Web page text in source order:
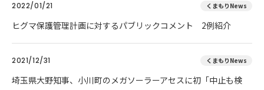
2022/01/21 くまもりNews
ヒグマ保護管理計画に対するパブリックコメント 2例紹介
2021/12/31 くまもりNews
埼玉県大野知事、小川町のメガソーラーアセスに初「中止も検